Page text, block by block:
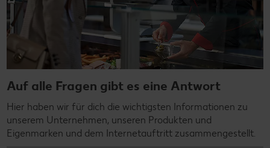
Auf alle Fragen gibt es eine Antwort
Hier haben wir für dich die wichtigsten Informationen zu
unserem Unternehmen, unseren Produkten und
Eigenmarken und dem Internetauftritt zusammengestellt.